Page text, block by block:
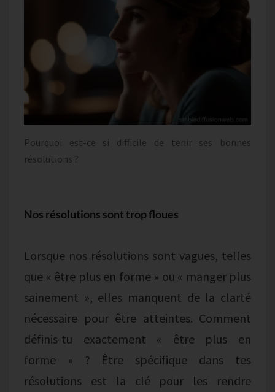
Pourquoi est-ce si difficile de tenir ses bonnes
résolutions ?
Nos résolutions sont trop floues
Lorsque nos résolutions sont vagues, telles
que « être plus en forme » ou « manger plus
sainement », elles manquent de la clarté
nécessaire pour être atteintes. Comment
définis-tu exactement « être plus en
forme » ? Être spécifique dans tes
résolutions est la clé pour les rendre